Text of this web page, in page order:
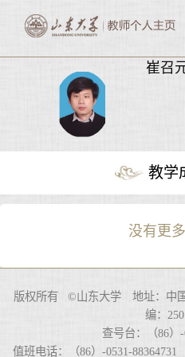
崔召
教学
没有更
版权所有 ©山东大学 地址：中
编：
查号台：（86）-
值班电话：（86）-0531-